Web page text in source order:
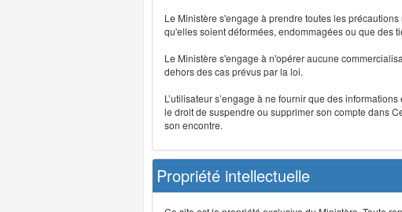
Le Ministère s'engage à prendre toutes les
qu'elles soient déformées, endommagées ou que des
Le Ministère s'engage à n'opérer aucune
dehors des cas prévus par la loi.
L’utilisateur s’engage à ne fournir que des
le droit de suspendre ou supprimer son compte dans
son encontre.
Propriété intellectuelle